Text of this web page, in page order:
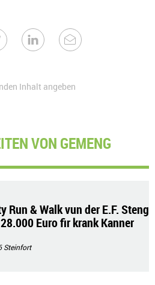
Inhalt angeben
VON GEMENG
Run & Walk vun der E.F. Steng
Euro fir krank Kanner
Steinfort